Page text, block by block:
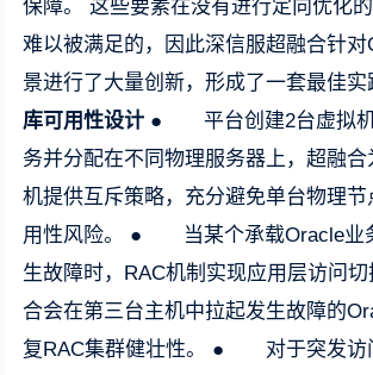
保障。 这些要素在没有进行定向优化
难以被满足的，因此深信服超融合针对
景进行了大量创新，形成了一套最佳实
库可用性设计 ● 平台创建2台虚拟机
务并分配在不同物理服务器上，超融
机提供互斥策略，充分避免单台物理
用性风险。 ● 当某个承载Oracle业
生故障时，RAC机制实现应用层访问
合会在第三台主机中拉起发生故障的
复RAC集群健壮性。 ● 对于突发访